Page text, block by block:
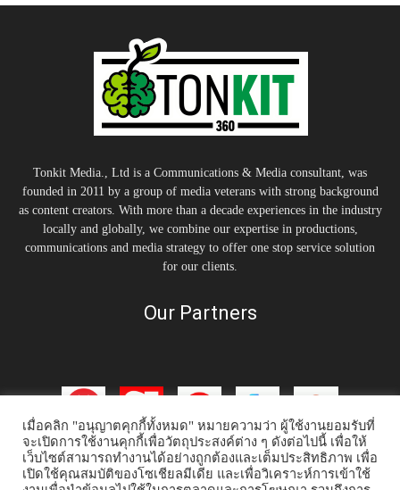
Tonkit Media., Ltd is a Communications & Media consultant, was
founded in 2011 by a group of media veterans with strong background
as content creators. With more than a decade experiences in the industry
locally and globally, we combine our expertise in productions,
communications and media strategy to offer one stop service solution
for our clients.
Our Partners
เมื่อคลิก "อนุญาตคุกกี้ทั้งหมด" หมายความว่า ผู้ใช้งานยอมรับที่
จะเปิดการใช้งานคุกกี้เพื่อวัตถุประสงค์ต่าง ๆ ดังต่อไปนี้ เพื่อให้
เว็บไซต์สามารถทำงานได้อย่างถูกต้องและเต็มประสิทธิภาพ เพื่อ
เปิดใช้คุณสมบัติของโซเชียลมีเดีย และเพื่อวิเคราะห์การเข้าใช้